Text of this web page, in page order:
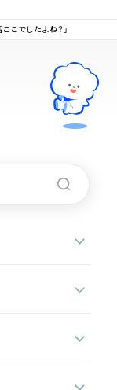
こでしたよね？」